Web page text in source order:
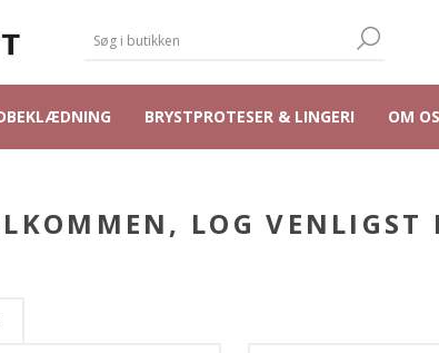
BRYSTPROTESER & LINGERI OM OS
LOG VENLIGST